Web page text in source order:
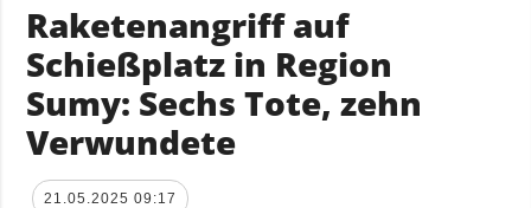
ALLE
RUBRIKEN
Krieg
Wiederaufbau
der Ukraine
AGENTUR
Über uns
Raketenangriff auf
Schießplatz in Region
Sumy: Sechs Tote, zehn
Verwundete
21.05.2025 09:17